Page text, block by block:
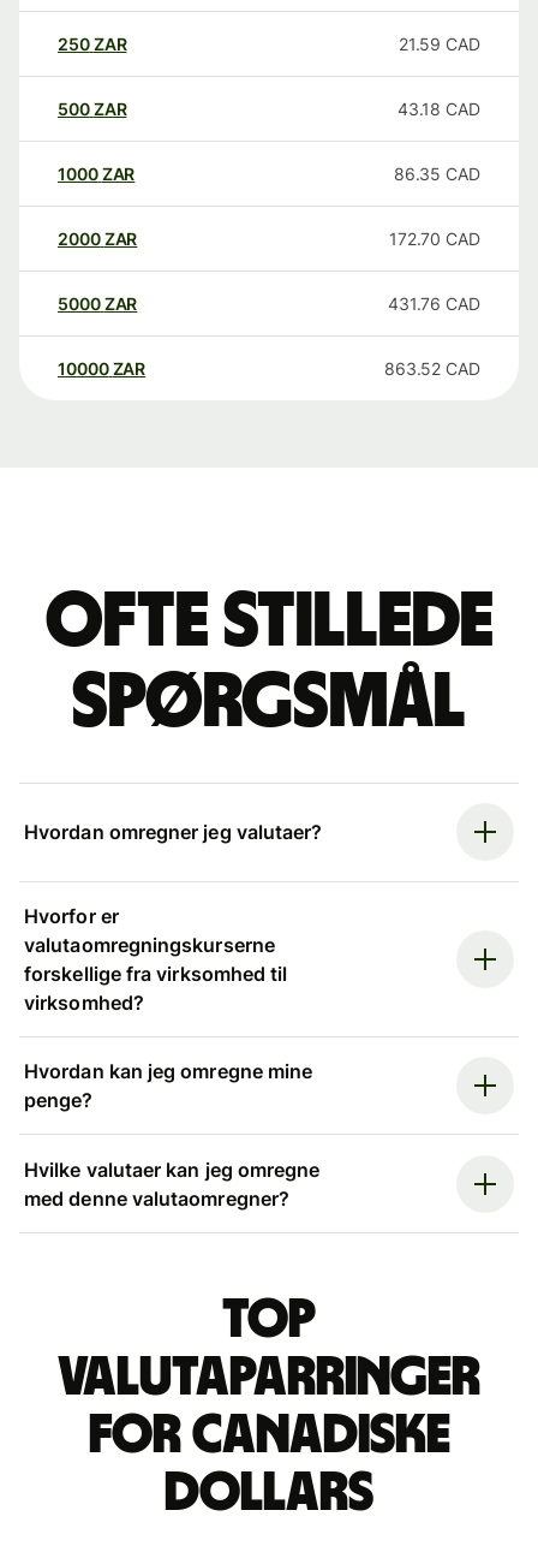
250ZAR 21.59 CAD
500ZAR 43.18 CAD
1000ZAR 86.35 CAD
2000ZAR 172.70 CAD
5000ZAR 431.76 CAD
10000 ZAR 863.52 CAD
Ofte stillede
spørgsmål
Hvordan omregner jeg valutaer?
Hvorfor er
valutaomregningskurserne
forskellige fra virksomhed til
virksomhed?
Hvordan kan jeg omregne mine
penge?
Hvilke valutaer kan jeg omregne
med denne valutaomregner?
Top
valutaparringer
for canadiske
dollars